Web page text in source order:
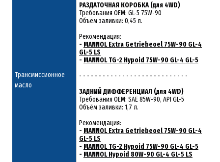
Трансмиссионное
масло
РАЗДАТОЧНАЯ КОРОБКА (для 4WD)
Требования ОЕМ: GL-5 75W-90
Объём заливки: 0,45 л.
Рекомендация:
- MANNOL Extra Getriebeoel 75W-90 GL-4
GL-5 LS
- MANNOL TG-2 Hypoid 75W-90 GL-4 GL-5
- - - - - - - - - - - - - - - - - - - - - - - - - - - -
ЗАДНИЙ ДИФФЕРЕНЦИАЛ (для 4WD)
Требования ОЕМ: SAE 85W-90, API GL-5
Объём заливки: 1,7 л.
Рекомендация:
- MANNOL Extra Getriebeoel 75W-90 GL-4
GL-5 LS
- MANNOL TG-2 Hypoid 75W-90 GL-4 GL-5
- MANNOL Hypoid 80W-90 GL-4 GL-5 LS